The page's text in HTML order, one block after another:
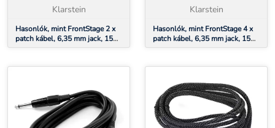
Klarstein
Hasonlók, mint FrontStage 2 x
patch kábel, 6,35 mm jack, 15
cm, textil szövet bevonat,
Klarstein
Hasonlók, mint FrontStage 4 x
patch kábel, 6,35 mm jack, 15
cm, textil szövet bevonat,